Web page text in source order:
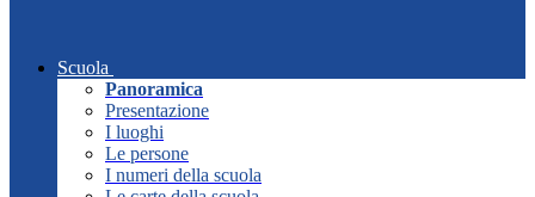
Scuola
Panoramica
Presentazione
I luoghi
Le persone
I numeri della scuola